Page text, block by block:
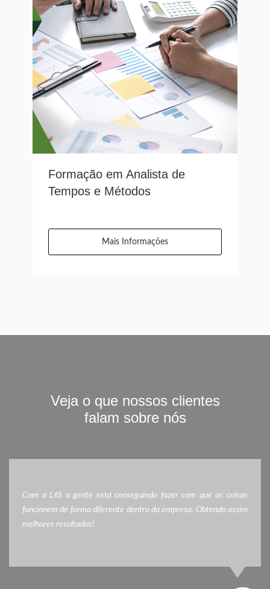
Formação em Analista de
Tempos e Métodos
Mais Informações
Veja o que nossos clientes
falam sobre nós
Com a L6S a gente está conseguindo fazer com que as coisas
funcionem de forma diferente dentro da empresa. Obtendo assim
melhores resultados!